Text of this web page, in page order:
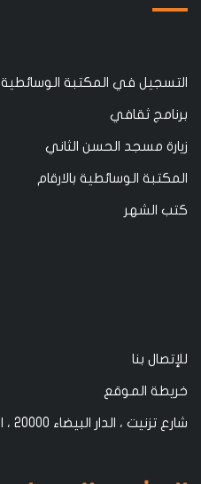
التسجيل في المكتبة الوسائطية
برنامج ثقافي
زيارة مسجد الحسن الثاني
المكتبة الوسائطية بالارقام
كتب الشهر
للإتصال بنا
خريطة الموقع
شارع تزنيت ، الدار البيضاء 20000 ، المغرب